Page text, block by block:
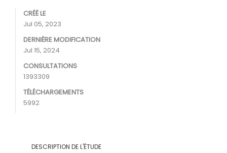
CRÉÉ LE
Jul 05, 2023
DERNIÈRE MODIFICATION
Jul 15, 2024
CONSULTATIONS
1393309
TÉLÉCHARGEMENTS
5992
DESCRIPTION DE L'ÉTUDE